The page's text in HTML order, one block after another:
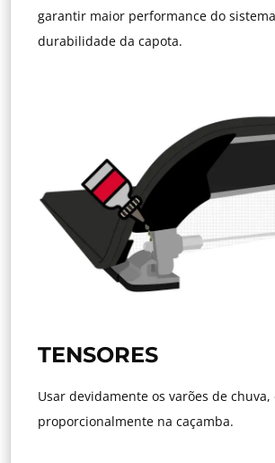
garantir maior performance do
durabilidade da capota.
TENSORES
Usar devidamente os varões de
proporcionalmente na caçamba.